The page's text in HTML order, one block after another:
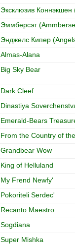
Эксклюзив
Эммберсэт
Энджелс Кипер
Almas-Alana
Big Sky Bear
Dark Cleef
Dinastiya
Emerald-Bears
From the Country of
Grandbear Wow
King of Helluland
My Frend Newfy'
Pokoriteli Serdec'
Recanto Maestro
Sogdiana
Super Mishka